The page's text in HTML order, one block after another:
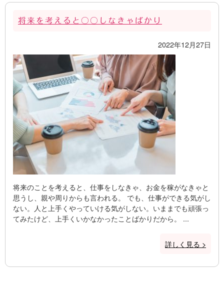
将来を考えると○○しなきゃばかり
2022年12月27日
将来のことを考えると、仕事をしなきゃ、お金を稼がなきゃと
思うし、親や周りからも言われる。 でも、仕事ができる気がし
ない。人と上手くやっていける気がしない。いままでも頑張っ
てみたけど、上手くいかなかったことばかりだから。 ...
詳しく見る >